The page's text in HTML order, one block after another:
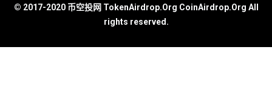
© 2017-2020 币空投网 TokenAirdrop.Org CoinAirdrop.Org All
rights reserved.